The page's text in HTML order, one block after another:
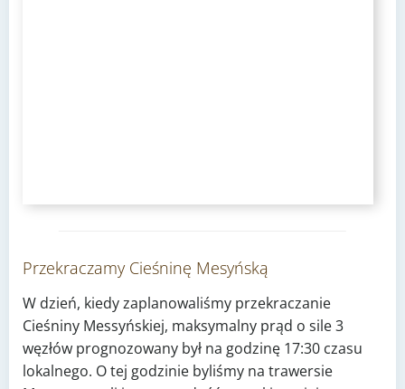
Przekraczamy Cieśninę Mesyńską
W dzień, kiedy zaplanowaliśmy przekraczanie
Cieśniny Messyńskiej, maksymalny prąd o sile 3
węzłów prognozowany był na godzinę 17:30 czasu
lokalnego. O tej godzinie byliśmy na trawersie